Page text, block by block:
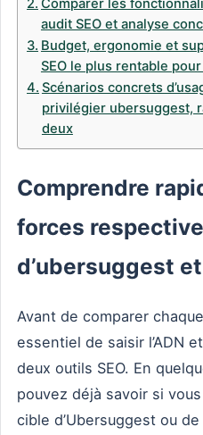
Comparer les
audit SEO et analyse
Budget, ergonomie et
SEO le plus rentable
Scénarios concrets
privilégier ubersuggest,
deux
Comprendre
forces
d’ubersuggest
Avant de comparer
essentiel de saisir l’ADN
deux outils SEO. En
pouvez déjà savoir si
cible d’Ubersuggest ou